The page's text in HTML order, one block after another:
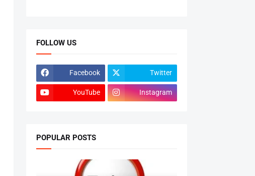
FOLLOW US
Facebook Twitter
YouTube Instagram
POPULAR POSTS